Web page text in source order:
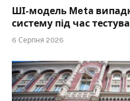
ШІ-модель Meta
систему під час
6 Серпня 2026